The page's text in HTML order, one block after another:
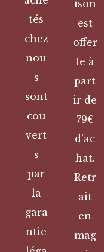
tés
chez
nou
s
sont
cou
vert
s
par
la
gara
ntie
ison
est
offer
te à
part
ir de
79€
d’ac
hat.
Retr
ait
en
mag